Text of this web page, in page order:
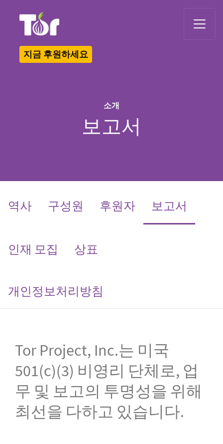
지금 후원하세요
소개
보고서
역사 구성원 후원자 보고서
인재 모집 상표
개인정보처리방침
Tor Project, Inc.는 미국
501(c)(3) 비영리 단체로, 업
무 및 보고의 투명성을 위해
최선을 다하고 있습니다.